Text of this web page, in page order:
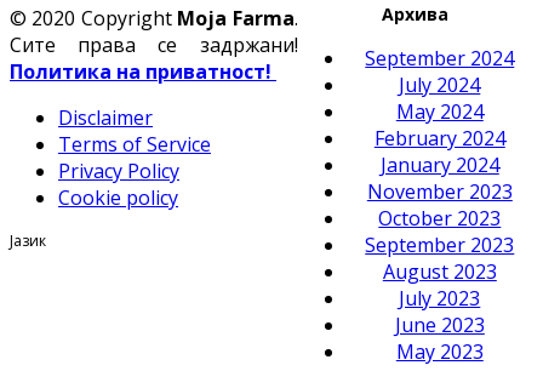
Архива
September 2024
July 2024
May 2024
February 2024
January 2024
November 2023
October 2023
September 2023
August 2023
July 2023
June 2023
May 2023
© 2020 Copyright Moja Farma.
Сите права се задржани!
Политика на приватност!
Disclaimer
Terms of Service
Privacy Policy
Cookie policy
Јазик